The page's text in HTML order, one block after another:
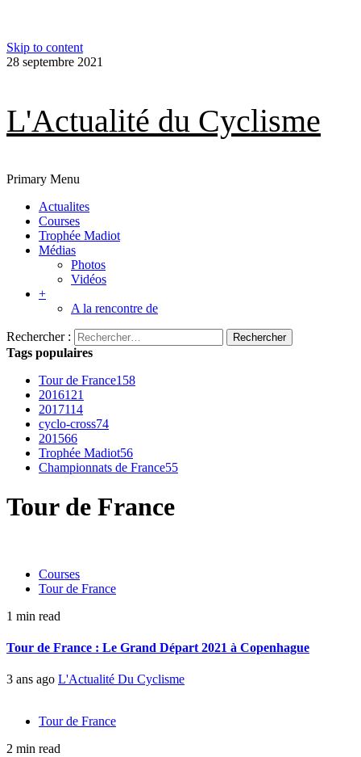
Skip to content
28 septembre 2021
L'Actualité du Cyclisme
Primary Menu
Actualites
Courses
Trophée Madiot
Médias
Photos
Vidéos
+
A la rencontre de
Rechercher :
Tags populaires
Tour de France158
2016121
2017114
cyclo-cross74
201566
Trophée Madiot56
Championnats de France55
Tour de France
Courses
Tour de France
1 min read
Tour de France : Le Grand Départ 2021 à Copenhague
3 ans ago L'Actualité Du Cyclisme
Tour de France
2 min read